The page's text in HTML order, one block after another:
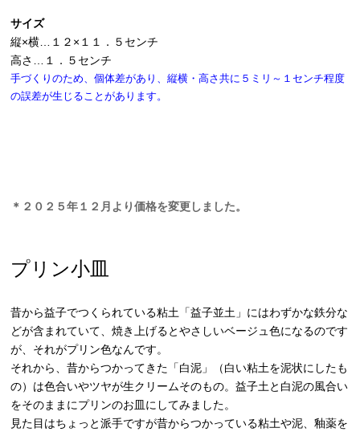
サイズ
縦×横…１２×１１．５センチ
高さ…１．５センチ
手づくりのため、個体差があり、縦横・高さ共に５ミリ～１センチ程度
の誤差が生じることがあります。
＊２０２５年１２月より価格を変更しました。
プリン小皿
昔から益子でつくられている粘土「益子並土」にはわずかな鉄分な
どが含まれていて、焼き上げるとやさしいベージュ色になるのです
が、それがプリン色なんです。
それから、昔からつかってきた「白泥」（白い粘土を泥状にしたも
の）は色合いやツヤが生クリームそのもの。益子土と白泥の風合い
をそのままにプリンのお皿にしてみました。
見た目はちょっと派手ですが昔からつかっている粘土や泥、釉薬を